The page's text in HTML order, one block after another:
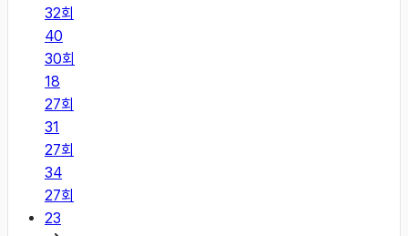
32회
40
30회
18
27회
31
27회
34
27회
23